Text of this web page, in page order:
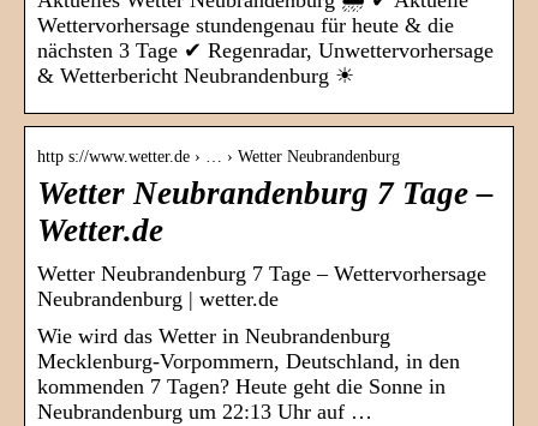
Wettervorhersage stundengenau für heute & die
nächsten 3 Tage ✔ Regenradar, Unwettervorhersage
& Wetterbericht Neubrandenburg ☀
http s://www.wetter.de › … › Wetter Neubrandenburg
Wetter Neubrandenburg 7 Tage –
Wetter.de
Wetter Neubrandenburg 7 Tage – Wettervorhersage
Neubrandenburg | wetter.de
Wie wird das Wetter in Neubrandenburg
Mecklenburg-Vorpommern, Deutschland, in den
kommenden 7 Tagen? Heute geht die Sonne in
Neubrandenburg um 22:13 Uhr auf …